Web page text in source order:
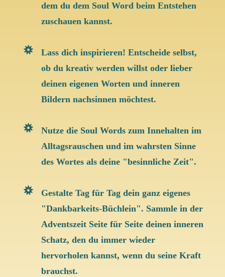
dem du dem Soul Word beim Entstehen
zuschauen kannst.
Lass dich inspirieren! Entscheide selbst,
ob du kreativ werden willst oder lieber
deinen eigenen Worten und inneren
Bildern nachsinnen möchtest.
Nutze die Soul Words zum Innehalten im
Alltagsrauschen und im wahrsten Sinne
des Wortes als deine "besinnliche Zeit".
Gestalte Tag für Tag dein ganz eigenes
"Dankbarkeits-Büchlein". Sammle in der
Adventszeit Seite für Seite deinen inneren
Schatz, den du immer wieder
hervorholen kannst, wenn du seine Kraft
brauchst.